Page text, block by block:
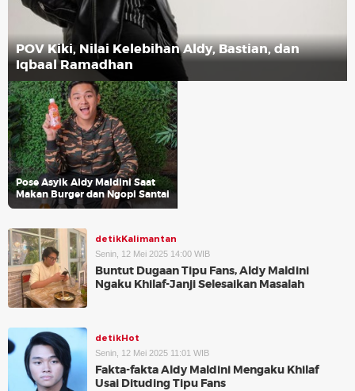
POV Kiki, Nilai Kelebihan Aldy, Bastian, dan
Iqbaal Ramadhan
Pose Asyik Aldy Maldini Saat
Makan Burger dan Ngopi Santai
detikKalimantan
Senin, 12 Mei 2025 14:00 WIB
Buntut Dugaan Tipu Fans, Aldy Maldini
Ngaku Khilaf-Janji Selesaikan Masalah
detikHot
Senin, 12 Mei 2025 11:01 WIB
Fakta-fakta Aldy Maldini Mengaku Khilaf
Usai Dituding Tipu Fans